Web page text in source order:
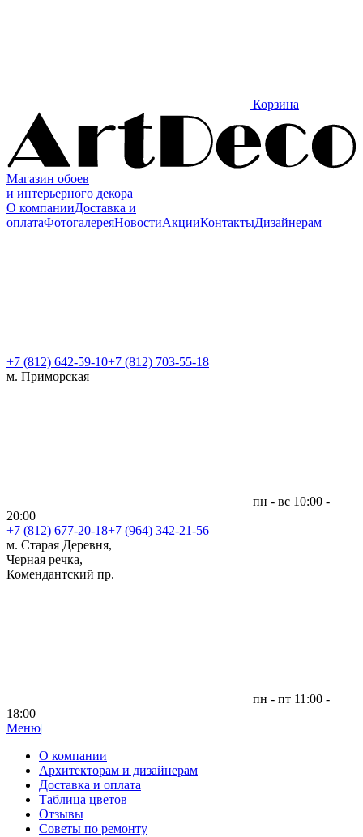
Корзина
Магазин обоев
и интерьерного декора
О компанииДоставка и
оплатаФотогалереяНовостиАкцииКонтактыДизайнерам
+7 (812) 642-59-10+7 (812) 703-55-18
м. Приморская
пн - вс 10:00 -
20:00
+7 (812) 677-20-18+7 (964) 342-21-56
м. Старая Деревня,
Черная речка,
Комендантский пр.
пн - пт 11:00 -
18:00
Меню|
О компании
Архитекторам и дизайнерам
Доставка и оплата
Таблица цветов
Отзывы
Советы по ремонту